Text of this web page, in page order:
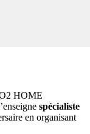
HOME
spécialiste
en organisant